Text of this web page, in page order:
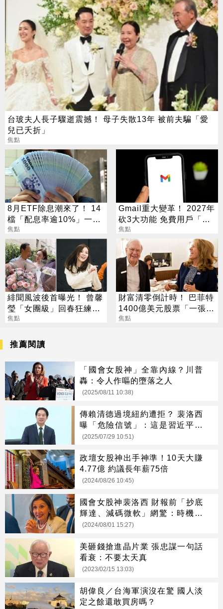
台玻夫人長子驟逝震撼！ 母子失散13年 被前夫騙「愛
兒已夭折」
焦點
8月ETF除息潮來了！ 14
檔「配息率逾10%」一次
看
焦點
Gmail重大變革！ 2027年
砍3大功能 免費用戶「這
好康」不能用了
焦點
緋聞風波後首曝光！ 曾馨
瑩「女團級」回春狂練舞
郭董獨自公園散步
焦點
財富清零倒計時！ 巴菲特
1400億美元股票「一張都
不留」
焦點
推薦閱讀
「國會女股神」全靠內線？川普
轟：令人作嘔的墮落之人
(2025/08/11 10:38)
傳賴清德過境紐約遭拒？ 裴洛西
曝「危險信號」：這是習近平的
勝利
(2025/07/29 10:51)
政壇女股神出手神準！10天大賺
4.77億 約議長年薪75倍
(2024/08/26 10:45)
國會女股神裴洛西 財報前「抄底
輝達、減碼微軟」網驚：時機真
好
(2024/08/01 15:27)
美砸錢搶進晶片業 張忠謀一句話
看衰：不要太天真
(2023/02/15 13:03)
胡偉良／台海軍演沒在驚 國人淡
定之餘還敢買房嗎？